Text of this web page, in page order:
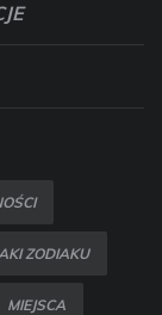
ZODIAKU
MIEJSCA